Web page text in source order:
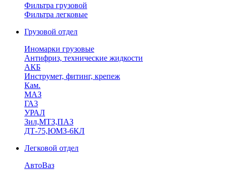
Фильтра грузовой
Фильтра легковые
Грузовой отдел
Иномарки грузовые
Антифриз, технические жидкости
АКБ
Инструмет, фитинг, крепеж
Кам.
МАЗ
ГА3
УРАЛ
Зил,МТЗ,ПАЗ
ДТ-75,ЮМЗ-6КЛ
Легковой отдел
АвтоВаз